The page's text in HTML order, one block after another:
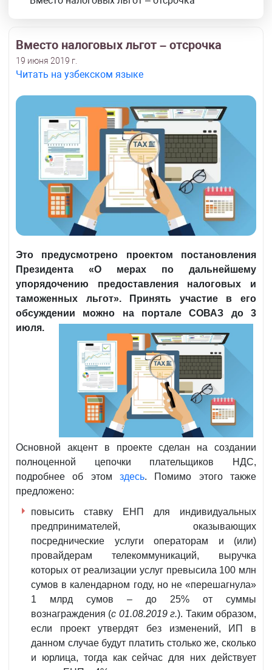
Вместо налоговых льгот – отсрочка
19 июня 2019 г.
Читать на узбекском языке
Это предусмотрено проектом постановления
Президента «О мерах по дальнейшему
упорядочению предоставления налоговых и
таможенных льгот». Принять участие в его
обсуждении можно на портале СОВАЗ до 3
июля.
Основной акцент в проекте сделан на создании
полноценной цепочки плательщиков НДС,
подробнее об этом здесь. Помимо этого также
предложено:
повысить ставку ЕНП для индивидуальных
предпринимателей, оказывающих
посреднические услуги операторам и (или)
провайдерам телекоммуникаций, выручка
которых от реализации услуг превысила 100 млн
сумов в календарном году, но не «перешагнула»
1 млрд сумов – до 25% от суммы
вознаграждения (с 01.08.2019 г.). Таким образом,
если проект утвердят без изменений, ИП в
данном случае будут платить столько же, сколько
и юрлица, тогда как сейчас для них действует